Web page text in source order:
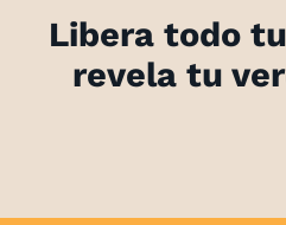
Libera todo
revela tu